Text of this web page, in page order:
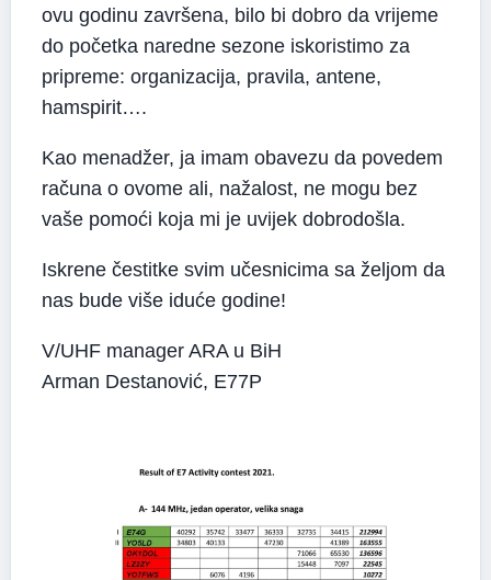
ovu godinu završena, bilo bi dobro da vrijeme
do početka naredne sezone iskoristimo za
pripreme: organizacija, pravila, antene,
hamspirit….
Kao menadžer, ja imam obavezu da povedem
računa o ovome ali, nažalost, ne mogu bez
vaše pomoći koja mi je uvijek dobrodošla.
Iskrene čestitke svim učesnicima sa željom da
nas bude više iduće godine!
V/UHF manager ARA u BiH
Arman Destanović, E77P